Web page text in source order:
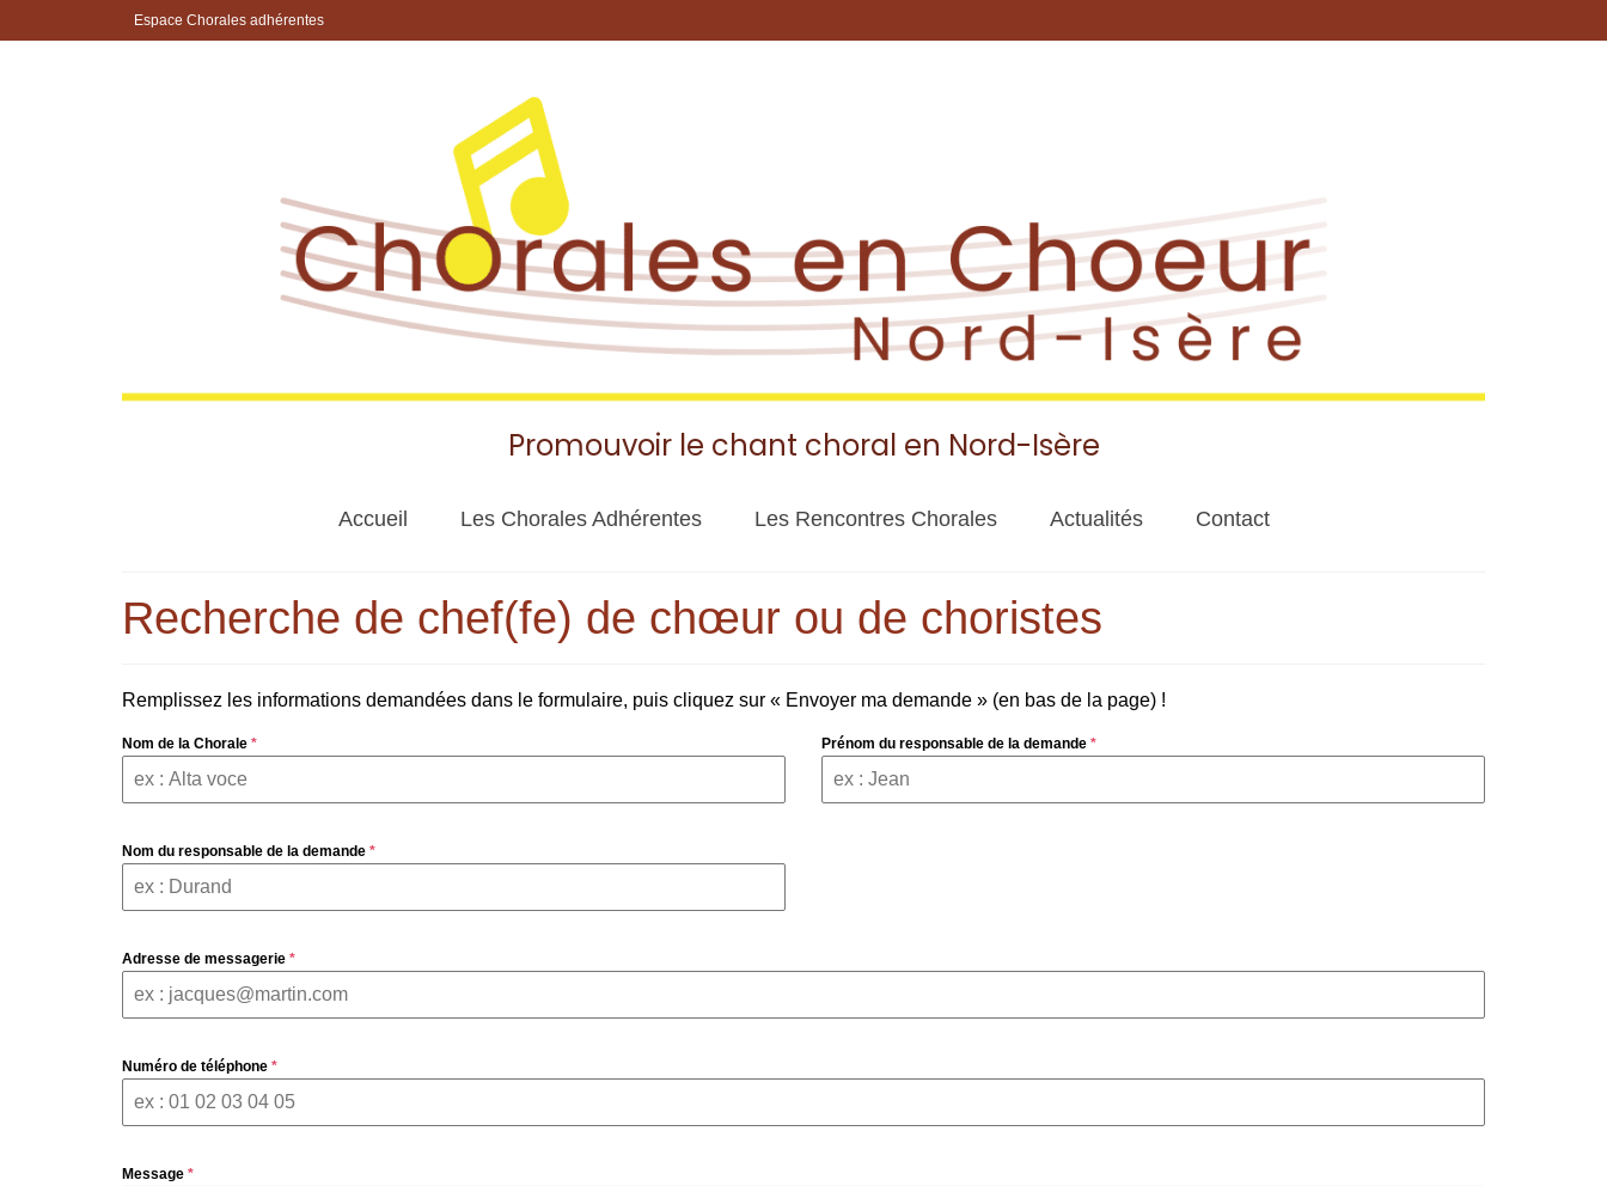
Espace Chorales adhérentes
Promouvoir le chant choral en Nord-Isère
Accueil Les Chorales Adhérentes Les Rencontres Chorales Actualités Contact
Recherche de chef(fe) de chœur ou de choristes
Remplissez les informations demandées dans le formulaire, puis cliquez sur « Envoyer ma demande » (en bas de la page) !
Nom de la Chorale * Prénom du responsable de la demande *
Nom du responsable de la demande *
Adresse de messagerie *
Numéro de téléphone *
Message *